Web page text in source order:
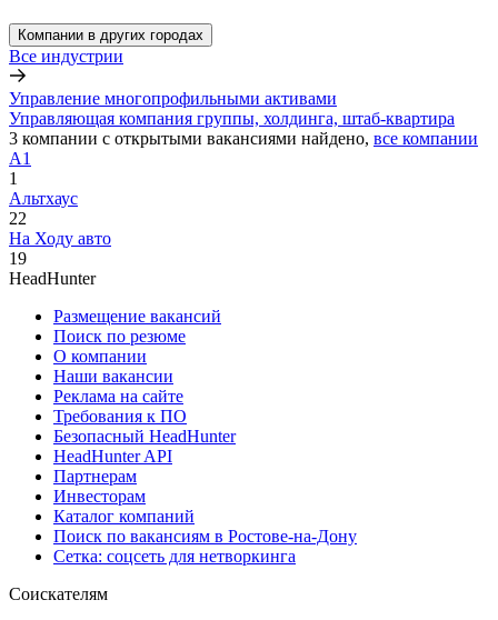
Компании в других городах
Все индустрии
Управление многопрофильными активами
Управляющая компания группы, холдинга, штаб-квартира
3 компании с открытыми вакансиями найдено, все компании
А1
1
Альтхаус
22
На Ходу авто
19
HeadHunter
Размещение вакансий
Поиск по резюме
О компании
Наши вакансии
Реклама на сайте
Требования к ПО
Безопасный HeadHunter
HeadHunter API
Партнерам
Инвесторам
Каталог компаний
Поиск по вакансиям в Ростове-на-Дону
Сетка: соцсеть для нетворкинга
Соискателям